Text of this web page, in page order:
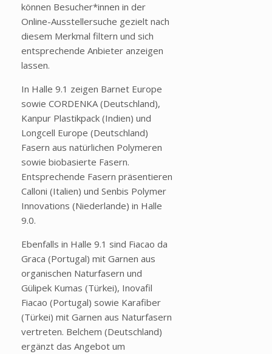
können Besucher*innen in der
Online-Ausstellersuche gezielt nach
diesem Merkmal filtern und sich
entsprechende Anbieter anzeigen
lassen.
In Halle 9.1 zeigen Barnet Europe
sowie CORDENKA (Deutschland),
Kanpur Plastikpack (Indien) und
Longcell Europe (Deutschland)
Fasern aus natürlichen Polymeren
sowie biobasierte Fasern.
Entsprechende Fasern präsentieren
Calloni (Italien) und Senbis Polymer
Innovations (Niederlande) in Halle
9.0.
Ebenfalls in Halle 9.1 sind Fiacao da
Graca (Portugal) mit Garnen aus
organischen Naturfasern und
Gülipek Kumas (Türkei), Inovafil
Fiacao (Portugal) sowie Karafiber
(Türkei) mit Garnen aus Naturfasern
vertreten. Belchem (Deutschland)
ergänzt das Angebot um